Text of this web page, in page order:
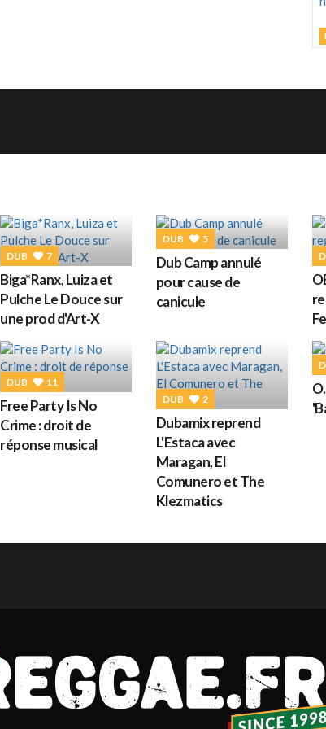
DUB 7
Biga*Ranx, Luiza et
Pulche Le Douce sur
une prod d'Art-X
DUB 5
Dub Camp annulé
pour cause de
canicule
DUB 11
Free Party Is No
Crime : droit de
réponse musical
DUB 2
Dubamix reprend
L'Estaca avec
Maragan, El
Comunero et The
Klezmatics